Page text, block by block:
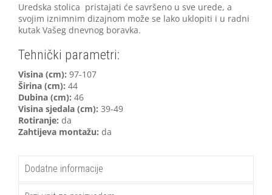
Uredska stolica pristajati će savršeno u sve urede, a
svojim iznimnim dizajnom može se lako uklopiti i u radni
kutak Vašeg dnevnog boravka.
Tehnički parametri:
Visina (cm): 97-107
Širina (cm): 44
Dubina (cm): 46
Visina sjedala (cm): 39-49
Rotiranje: da
Zahtijeva montažu: da
Dodatne informacije